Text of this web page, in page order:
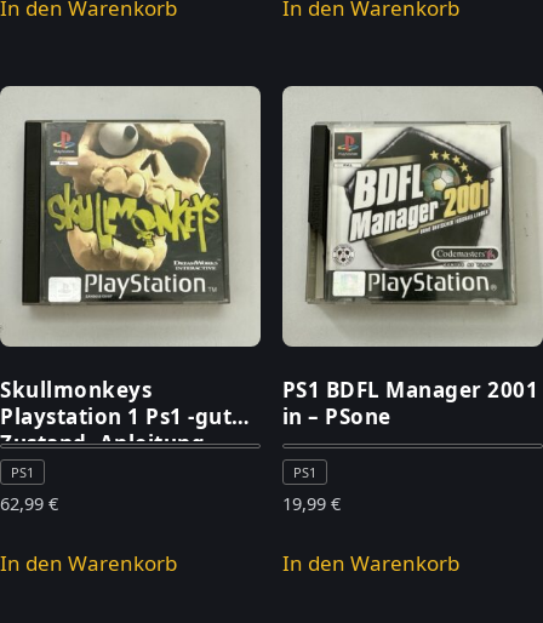
In den Warenkorb In den Warenkorb
Skullmonkeys
Playstation 1 Ps1 -guter
Zustand- Anleitung –
PlayStation 1
PS1
62,99 €
In den Warenkorb
PS1 BDFL Manager 2001
in – PSone
PS1
19,99 €
In den Warenkorb